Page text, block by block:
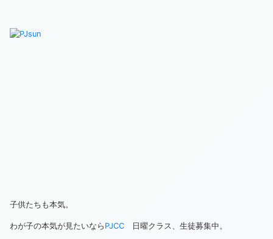
子供たちも本気。
わが子の本気が見たいなら PJCC 日曜クラス、生徒募集中。